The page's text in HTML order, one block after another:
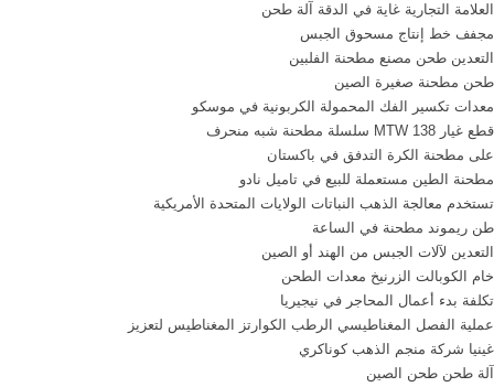
للبيع ، على التوالي.منتجات
إطاحن دقيق ...
العلامة التجارية غاية في الدقة آلة طحن
مجفف خط إنتاج مسحوق الجبس
التعدين طحن مصنع مطحنة الفلبين
طحن مطحنة صغيرة الصين
معدات تكسير الفك المحمولة الكربونية في موسكو
قطع غيار MTW 138 سلسلة مطحنة شبه منحرف
على مطحنة الكرة التدفق في باكستان
مطحنة الطين مستعملة للبيع في تاميل نادو
تستخدم معالجة الذهب النباتات الولايات المتحدة الأمريكية
طن ريموند مطحنة في الساعة
التعدين لآلات الجبس من الهند أو الصين
خام الكوبالت الزرنيخ معدات الطحن
تكلفة بدء أعمال المحاجر في نيجيريا
عملية الفصل المغناطيسي الرطب الكوارتز المغناطيس لتعزيز
غينيا شركة منجم الذهب كوناكري
آلة طحن طحن الصين